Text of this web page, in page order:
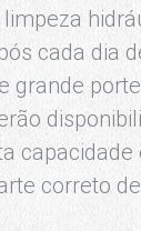
cada dia
grande
capacidade
correto